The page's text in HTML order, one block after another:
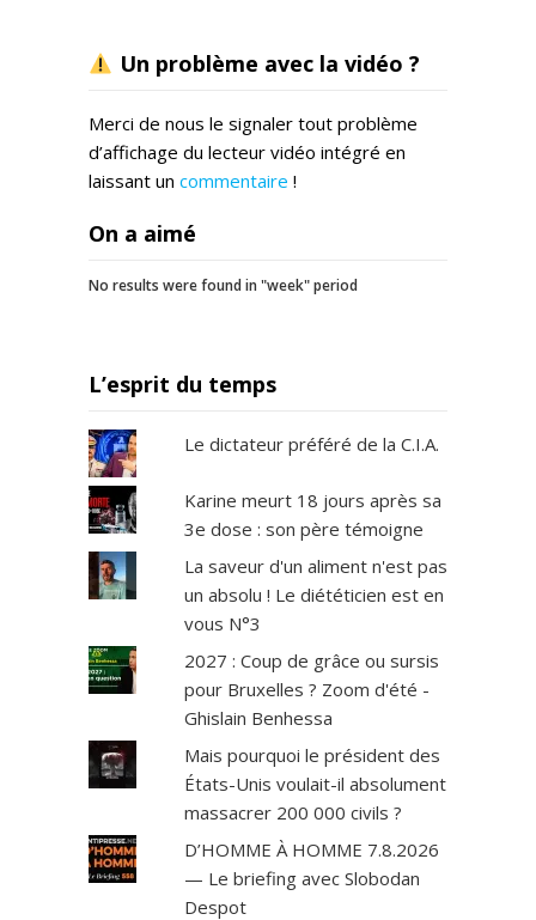
Un problème avec la vidéo ?
Merci de nous le signaler tout problème
d’affichage du lecteur vidéo intégré en
laissant un commentaire !
On a aimé
No results were found in "week" period
L’esprit du temps
Le dictateur préféré de la C.I.A.
Karine meurt 18 jours après sa
3e dose : son père témoigne
La saveur d'un aliment n'est pas
un absolu ! Le diététicien est en
vous N°3
2027 : Coup de grâce ou sursis
pour Bruxelles ? Zoom d'été -
Ghislain Benhessa
Mais pourquoi le président des
États-Unis voulait-il absolument
massacrer 200 000 civils ?
D’HOMME À HOMME 7.8.2026
— Le briefing avec Slobodan
Despot